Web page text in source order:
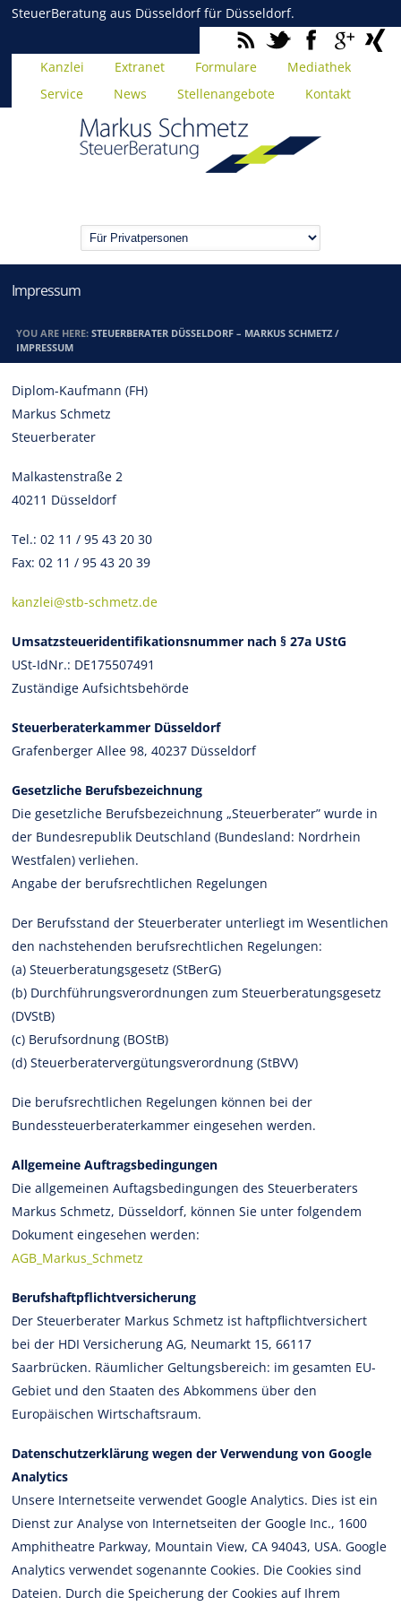
SteuerBeratung aus Düsseldorf für Düsseldorf.
Kanzlei Extranet Formulare
Mediathek
Service
News Stellenangebote Kontakt
Impressum
YOU ARE HERE:STEUERBERATER DÜSSELDORF – MARKUS SCHMETZ /
IMPRESSUM
Diplom-Kaufmann (FH)
Markus Schmetz
Steuerberater
Malkastenstraße 2
40211 Düsseldorf
Tel.: 02 11 / 95 43 20 30
Fax: 02 11 / 95 43 20 39
kanzlei@stb-schmetz.de
Umsatzsteueridentifikationsnummer nach § 27a UStG
USt-IdNr.: DE175507491
Zuständige Aufsichtsbehörde
Steuerberaterkammer Düsseldorf
Grafenberger Allee 98, 40237 Düsseldorf
Gesetzliche Berufsbezeichnung
Die gesetzliche Berufsbezeichnung „Steuerberater” wurde in
der Bundesrepublik Deutschland (Bundesland: Nordrhein
Westfalen) verliehen.
Angabe der berufsrechtlichen Regelungen
Der Berufsstand der Steuerberater unterliegt im Wesentlichen
den nachstehenden berufsrechtlichen Regelungen:
(a) Steuerberatungsgesetz (StBerG)
(b) Durchführungsverordnungen zum Steuerberatungsgesetz
(DVStB)
(c) Berufsordnung (BOStB)
(d) Steuerberatervergütungsverordnung (StBVV)
Die berufsrechtlichen Regelungen können bei der
Bundessteuerberaterkammer eingesehen werden.
Allgemeine Auftragsbedingungen
Die allgemeinen Auftagsbedingungen des Steuerberaters
Markus Schmetz, Düsseldorf, können Sie unter folgendem
Dokument eingesehen werden:
AGB_Markus_Schmetz
Berufshaftpflichtversicherung
Der Steuerberater Markus Schmetz ist haftpflichtversichert
bei der HDI Versicherung AG, Neumarkt 15, 66117
Saarbrücken. Räumlicher Geltungsbereich: im gesamten EU-
Gebiet und den Staaten des Abkommens über den
Europäischen Wirtschaftsraum.
Datenschutzerklärung wegen der Verwendung von Google
Analytics
Unsere Internetseite verwendet Google Analytics. Dies ist ein
Dienst zur Analyse von Internetseiten der Google Inc., 1600
Amphitheatre Parkway, Mountain View, CA 94043, USA. Google
Analytics verwendet sogenannte Cookies. Die Cookies sind
Dateien. Durch die Speicherung der Cookies auf Ihrem